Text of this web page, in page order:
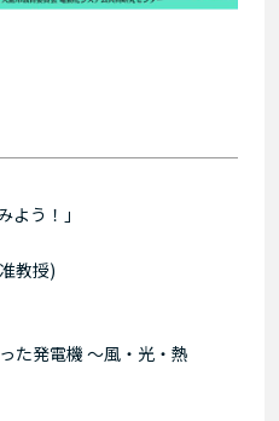
よう！」
教授)
た発電機 ～風・光・熱